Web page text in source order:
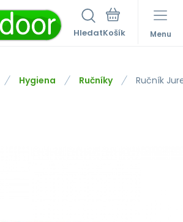
Hledat Menu
Hygiena Ručníky Ručník